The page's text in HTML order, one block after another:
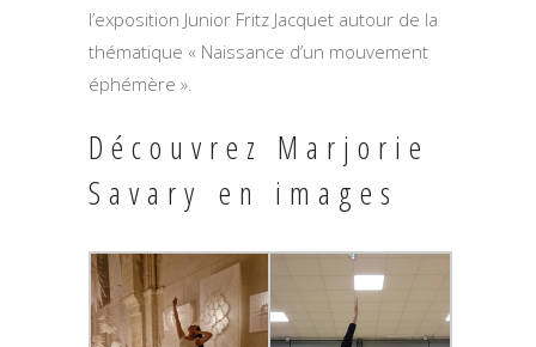
l’exposition Junior Fritz Jacquet autour de la
thématique « Naissance d’un mouvement
éphémère ».
Découvrez Marjorie
Savary en images